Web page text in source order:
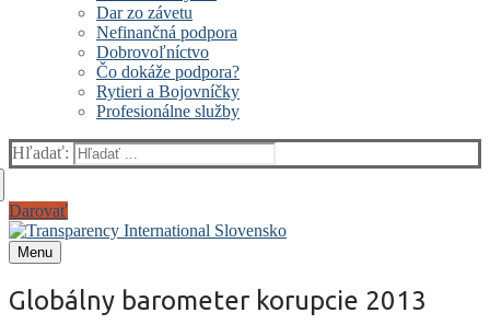
Dar zo závetu
Nefinančná podpora
Dobrovoľníctvo
Čo dokáže podpora?
Rytieri a Bojovníčky
Profesionálne služby
Hľadať:
Darovať
Menu
Globálny barometer korupcie 2013